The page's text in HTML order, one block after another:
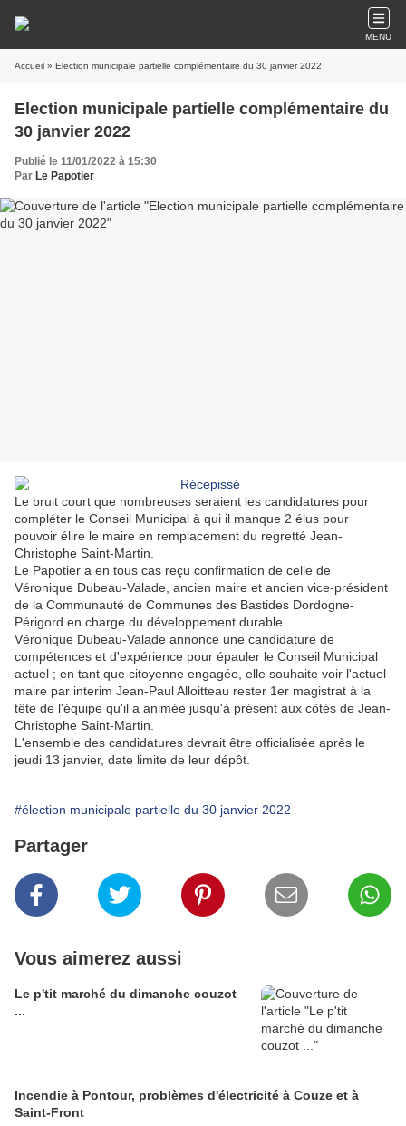
MENU
Accueil » Election municipale partielle complémentaire du 30 janvier 2022
Election municipale partielle complémentaire du
30 janvier 2022
Publié le 11/01/2022 à 15:30
Par Le Papotier
Le bruit court que nombreuses seraient les candidatures pour
compléter le Conseil Municipal à qui il manque 2 élus pour
pouvoir élire le maire en remplacement du regretté Jean-
Christophe Saint-Martin.
Le Papotier a en tous cas reçu confirmation de celle de
Véronique Dubeau-Valade, ancien maire et ancien vice-président
de la Communauté de Communes des Bastides Dordogne-
Périgord en charge du développement durable.
Véronique Dubeau-Valade annonce une candidature de
compétences et d'expérience pour épauler le Conseil Municipal
actuel ; en tant que citoyenne engagée, elle souhaite voir l'actuel
maire par interim Jean-Paul Alloitteau rester 1er magistrat à la
tête de l'équipe qu'il a animée jusqu'à présent aux côtés de Jean-
Christophe Saint-Martin.
L'ensemble des candidatures devrait être officialisée après le
jeudi 13 janvier, date limite de leur dépôt.
#élection municipale partielle du 30 janvier 2022
Partager
Vous aimerez aussi
Le p'tit marché du dimanche couzot
...
Incendie à Pontour, problèmes d'électricité à Couze et à
Saint-Front